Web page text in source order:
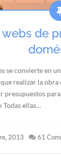
webs de
se convierte en
realizar la obra
presupuestos
Todas ellas…
2013 61